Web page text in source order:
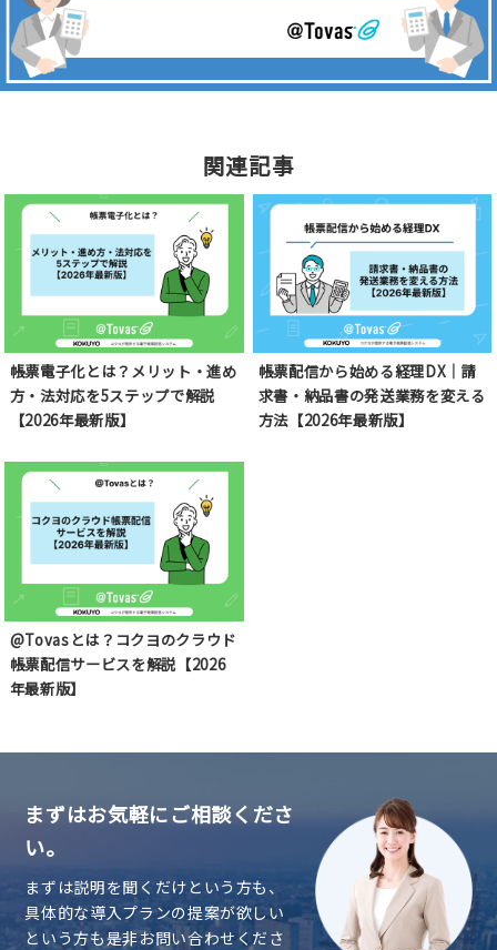
関連記事
帳票電子化とは？メリット・進め
方・法対応を5ステップで解説
【2026年最新版】
帳票配信から始める経理DX｜請
求書・納品書の発送業務を変える
方法【2026年最新版】
@Tovasとは？コクヨのクラウド
帳票配信サービスを解説【2026
年最新版】
まずはお気軽にご相談くださ
い。
まずは説明を聞くだけという方も、
具体的な導入プランの提案が欲しい
という方も是非お問い合わせくださ